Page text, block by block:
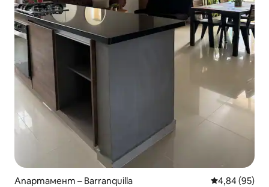
Апартамент – Barranquilla Средна
4,84 (95)